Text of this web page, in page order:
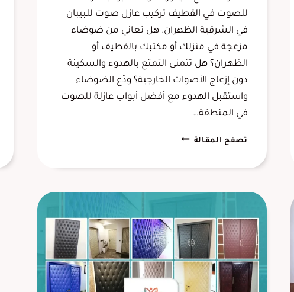
للصوت في القطيف تركيب عازل صوت للبيبان
في الشرقية الظهران. هل تعاني من ضوضاء
مزعجة في منزلك أو مكتبك بالقطيف أو
الظهران؟ هل تتمنى التمتع بالهدوء والسكينة
دون إزعاج الأصوات الخارجية؟ ودّع الضوضاء
واستقبل الهدوء مع أفضل أبواب عازلة للصوت
في المنطقة…
تصفح المقالةأبواب
0556645013
عازل
صوت
للبيبان
الظهران